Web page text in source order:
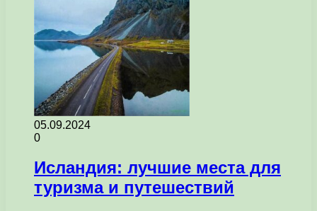
05.09.2024
0
Исландия: лучшие места для
туризма и путешествий